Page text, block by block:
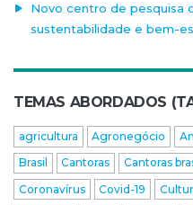
Novo centro de pesquisa
sustentabilidade e bem-
TEMAS ABORDADOS
agricultura Agronegócio
Brasil
Cantoras Cantoras
Coronavírus
Covid-19